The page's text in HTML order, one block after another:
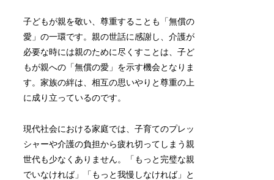
子どもが親を敬い、尊重することも「無償の
愛」の一環です。親の世話に感謝し、介護が
必要な時には親のために尽くすことは、子ど
もが親への「無償の愛」を示す機会となりま
す。家族の絆は、相互の思いやりと尊重の上
に成り立っているのです。
現代社会における家庭では、子育てのプレッ
シャーや介護の負担から疲れ切ってしまう親
世代も少なくありません。「もっと完璧な親
でいなければ」「もっと我慢しなければ」と